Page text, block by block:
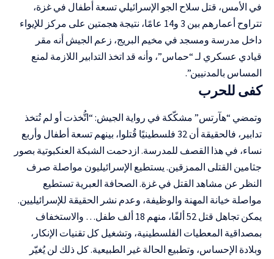
في الأمس، قتل سلاح الجو الإسرائيلي تسعة أطفال في غزة،
تتراوح أعمارهم بين 3 و14 عامًا، نتيجة هجمتين على مركز للإيواء
داخل مدرسة ومسجد في مخيم البريج، زعم الجيش أنه مقر
قيادي عسكري لـ “حماس”، وأنه قد اتخذ التدابير اللازمة لمنع
المساس بالمدنيين”.
كفى للحرب
وتمضي “هآرتس” مشكّكة في رواية الجيش: “اتُّخذت أو لم تُتخذ
تدابير، فالحقيقة أن 32 فلسطينيًا قُتلوا، بينهم تسعة أطفال وأربع
نساء، في هذا القصف للمدرسة. ازدحمت الشبكة العنكبوتية بصور
جثامين القتلى الممزقين. يستطيع الإسرائيليون مواصلة صرف
النظر عن مشاهد القتل في غزة. الصحافة العبرية تستطيع
مواصلة خيانة المهنة والوظيفة، وعدم نشر الحقيقة للإسرائيليين.
يمكن تجاهل قتل 52 ألفًا، منهم 18 ألف طفل… والاستخفاف
بمصداقية المعطيات الفلسطينية، وتشغيل كل تقنيات الإنكار،
وبلادة الإحساس، وتطبيع الحالة غير الطبيعية. كل ذلك لن يُغيّر